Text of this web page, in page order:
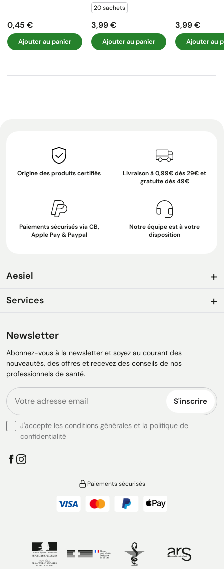
Prix
0,45 €
Ajouter au panier
20 sachets
Prix
3,99 €
Ajouter au panier
Prix
3,99 €
Ajouter au
Origine des produits certifiés
Livraison à 0,99€ dès 29€ et
gratuite dès 49€
Paiements sécurisés via CB,
Apple Pay & Paypal
Notre équipe est à votre
disposition
Aesiel
Services
Newsletter
Abonnez-vous à la newsletter et soyez au courant des
nouveautés, des offres et recevez des conseils de nos
professionnels de santé.
S'inscrire
J'accepte les conditions générales et la politique de
confidentialité
Paiements sécurisés